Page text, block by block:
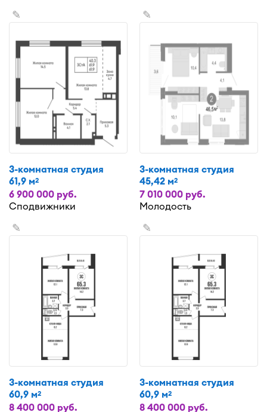
✎
3-комнатная студия
61,9 м2
6 900 000 руб.
Сподвижники
✎
3-комнатная студия
45,42 м2
7 010 000 руб.
Молодость
✎
3-комнатная студия
60,9 м2
8 400 000 руб.
✎
3-комнатная студия
60,9 м2
8 400 000 руб.